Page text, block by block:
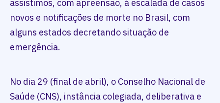
assistimos, com apreensão, à escalada de casos
novos e notificações de morte no Brasil, com
alguns estados decretando situação de
emergência.
No dia 29 (final de abril), o Conselho Nacional de
Saúde (CNS), instância colegiada, deliberativa e